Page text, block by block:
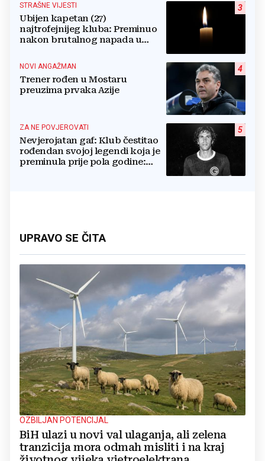
3
STRAŠNE VIJESTI
Ubijen kapetan (27)
najtrofejnijeg kluba: Preminuo
nakon brutalnog napada u
4
NOVI ANGAŽMAN
Trener rođen u Mostaru
preuzima prvaka Azije
5
ZA NE POVJEROVATI
Nevjerojatan gaf: Klub čestitao
rođendan svojoj legendi koja je
preminula prije pola godine:
UPRAVO SE ČITA
OZBILJAN POTENCIJAL
BiH ulazi u novi val ulaganja, ali zelena
tranzicija mora odmah misliti i na kraj